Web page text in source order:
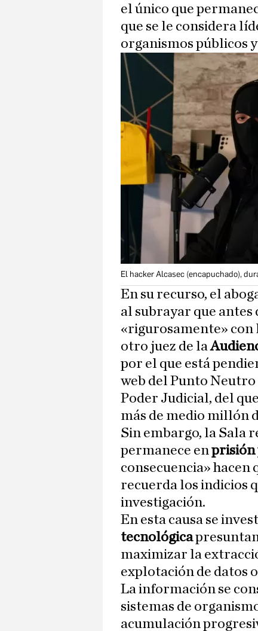
el único que
que se le considera
organismos públicos
El hacker Alcasec (encapuchado),
En su recurso, el
al subrayar que
«rigurosamente» con
otro juez de la
por el que está
web del Punto
Poder Judicial, del
más de medio millón
Sin embargo, la Sala
permanece enprisión
consecuencia» hacen
recuerda los indicios
investigación.
En esta causa se
tecnológica
maximizar la
explotación de datos
La información se
sistemas de
acumulación